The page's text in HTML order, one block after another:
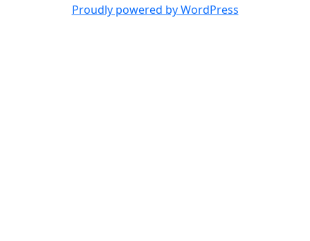
Proudly powered by WordPress